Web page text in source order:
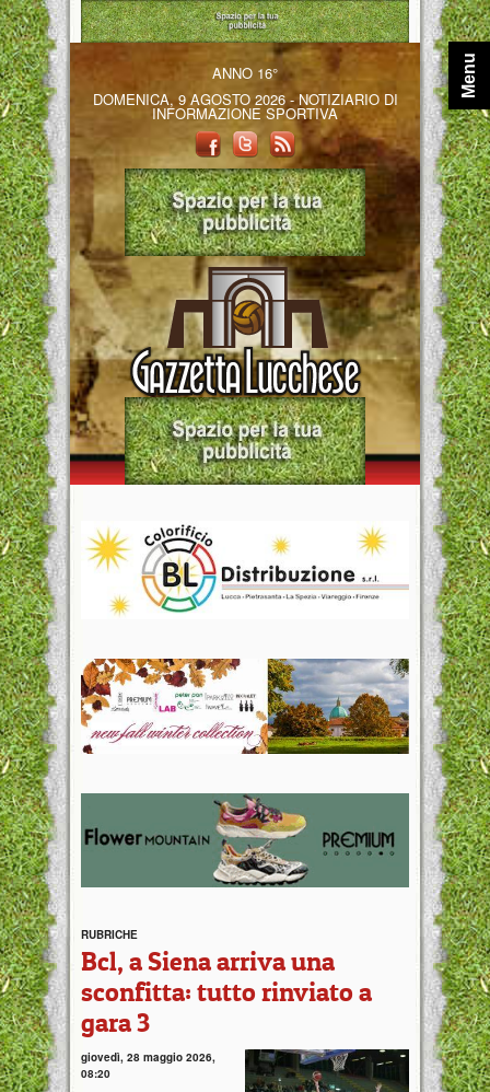
ANNO 16°
DOMENICA, 9 AGOSTO 2026 - NOTIZIARIO DI
INFORMAZIONE SPORTIVA
RUBRICHE
Bcl, a Siena arriva una
sconfitta: tutto rinviato a
gara 3
giovedì, 28 maggio 2026,
08:20
Menu